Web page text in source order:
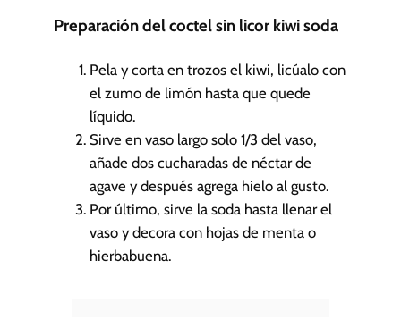
Preparación del coctel sin licor kiwi soda
Pela y corta en trozos el kiwi, licúalo con
el zumo de limón hasta que quede
líquido.
Sirve en vaso largo solo 1/3 del vaso,
añade dos cucharadas de néctar de
agave y después agrega hielo al gusto.
Por último, sirve la soda hasta llenar el
vaso y decora con hojas de menta o
hierbabuena.